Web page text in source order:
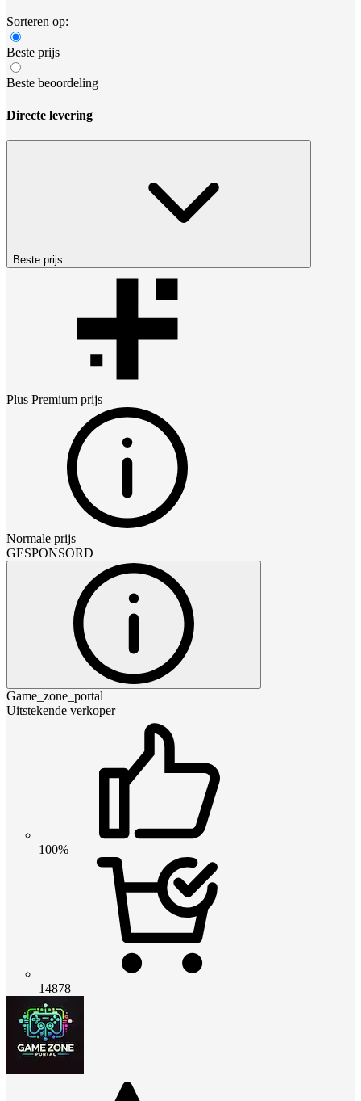
Sorteren op:
Beste prijs
Beste beoordeling
Directe levering
Beste prijs
Plus Premium prijs
Normale prijs
GESPONSORD
Game_zone_portal
Uitstekende verkoper
100%
14878